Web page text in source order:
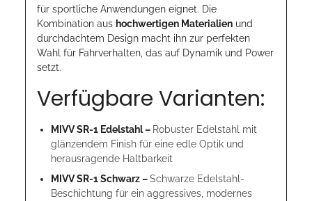
für sportliche Anwendungen eignet. Die
Kombination aus hochwertigen Materialien und
durchdachtem Design macht ihn zur perfekten
Wahl für Fahrverhalten, das auf Dynamik und Power
setzt.
Verfügbare Varianten:
MIVV SR-1 Edelstahl – Robuster Edelstahl mit
glänzendem Finish für eine edle Optik und
herausragende Haltbarkeit
MIVV SR-1 Schwarz –Schwarze Edelstahl-
Beschichtung für ein aggressives, modernes